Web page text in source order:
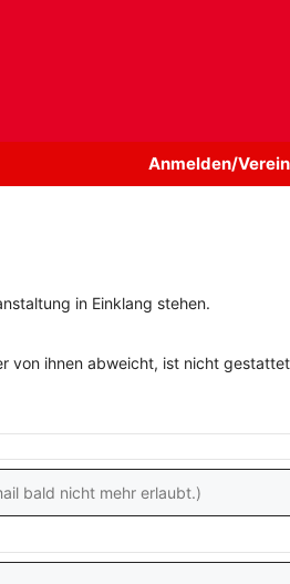
Anmelden/Verein
in Einklang stehen.
von ihnen abweicht, ist nicht